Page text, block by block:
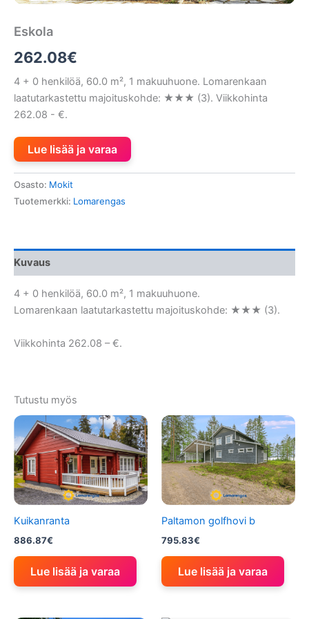
Eskola
262.08€
4 + 0 henkilöä, 60.0 m², 1 makuuhuone. Lomarenkaan
laatutarkastettu majoituskohde: ★★★ (3). Viikkohinta
262.08 - €.
Lue lisää ja varaa
Osasto: Mokit
Tuotemerkki: Lomarengas
Kuvaus
4 + 0 henkilöä, 60.0 m², 1 makuuhuone.
Lomarenkaan laatutarkastettu majoituskohde: ★★★ (3).
Viikkohinta 262.08 – €.
Tutustu myös
Kuikanranta
886.87€
Lue lisää ja varaa
Paltamon golfhovi b
795.83€
Lue lisää ja varaa